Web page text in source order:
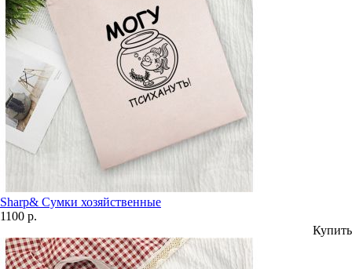
Sharp& Сумки хозяйственные
1100 р.
Купить